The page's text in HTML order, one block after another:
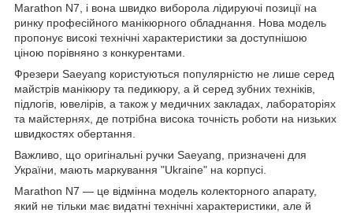
Marathon N7, і вона швидко виборола лідируючі позиції на
ринку професійного манікюрного обладнання. Нова модель
пропонує високі технічні характеристики за доступнішою
ціною порівняно з конкурентами.
Фрезери Saeyang користуються популярністю не лише серед
майстрів манікюру та педикюру, а й серед зубних техніків,
підлогів, ювелірів, а також у медичних закладах, лабораторіях
та майстернях, де потрібна висока точність роботи на низьких
швидкостях обертання.
Важливо, що оригінальні ручки Saeyang, призначені для
України, мають маркування "Ukraine" на корпусі.
Marathon N7 — це відмінна модель колекторного апарату,
який не тільки має видатні технічні характеристики, але й